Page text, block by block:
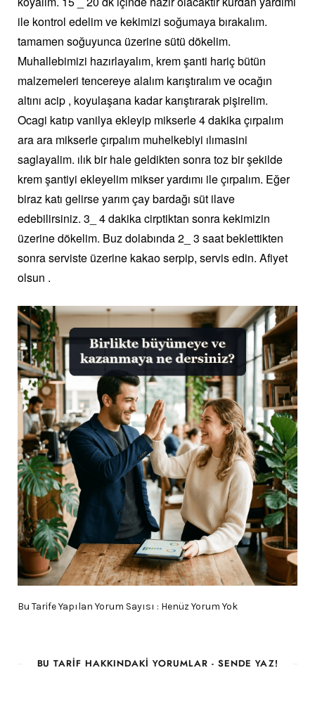
ile kontrol edelim ve kekimizi soğumaya bırakalım.
tamamen soğuyunca üzerine sütü dökelim.
Muhallebimizi hazırlayalım, krem şanti hariç bütün
malzemeleri tencereye alalım karıştıralım ve ocağın
altını acip , koyulaşana kadar karıştırarak pişirelim.
Ocagi katıp vanilya ekleyip mikserle 4 dakika çırpalım
ara ara mikserle çırpalım muhelkebiyi ılımasini
saglayalim. ılık bir hale geldikten sonra toz bir şekilde
krem şantiyi ekleyelim mikser yardımı ile çırpalım. Eğer
biraz katı gelirse yarım çay bardağı süt ilave
edebilirsiniz. 3_ 4 dakika cirptiktan sonra kekimizin
üzerine dökelim. Buz dolabında 2_ 3 saat beklettikten
sonra serviste üzerine kakao serpip, servis edin. Afiyet
olsun .
Bu Tarife Yapılan Yorum Sayısı : Henüz Yorum Yok
BU TARIF HAKKINDAKI YORUMLAR - SENDE YAZ!